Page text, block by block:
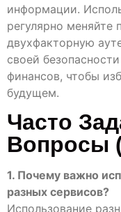
информации.
регулярно меняйте
двухфакторную
своей
финансов, чтобы
будущем.
Часто
Вопросы
1. Почему важно
разных сервисов?
Использование